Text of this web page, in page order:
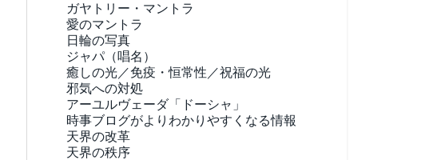
ガヤトリー・マントラ
愛のマントラ
日輪の写真
ジャパ（唱名）
癒しの光／免疫・恒常性／祝福の光
邪気への対処
アーユルヴェーダ「ドーシャ」
時事ブログがよりわかりやすくなる情報
天界の改革
天界の秩序